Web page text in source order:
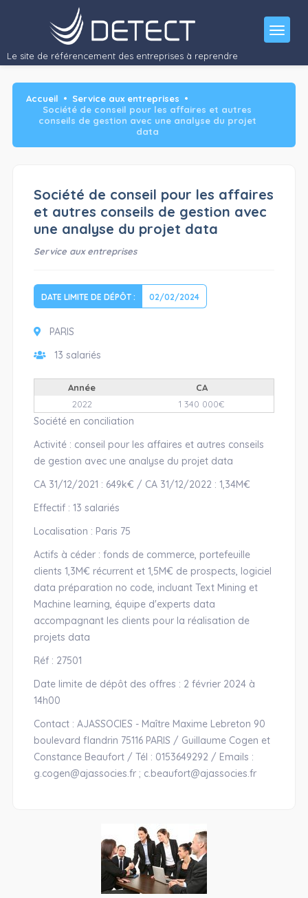
Le site de référencement des entreprises à reprendre
Accueil
Service aux entreprises
Société de conseil pour les affaires et autres
conseils de gestion avec une analyse du projet
data
Société de conseil pour les affaires
et autres conseils de gestion avec
une analyse du projet data
Service aux entreprises
DATE LIMITE DE DÉPÔT : 02/02/2024
PARIS
13 salariés
Année
CA
2022
1 340 000€
Société en conciliation
Activité : conseil pour les affaires et autres conseils
de gestion avec une analyse du projet data
CA 31/12/2021 : 649k€ / CA 31/12/2022 : 1,34M€
Effectif : 13 salariés
Localisation : Paris 75
Actifs à céder : fonds de commerce, portefeuille
clients 1,3M€ récurrent et 1,5M€ de prospects, logiciel
data préparation no code, incluant Text Mining et
Machine learning, équipe d'experts data
accompagnant les clients pour la réalisation de
projets data
Réf : 27501
Date limite de dépôt des offres : 2 février 2024 à
14h00
Contact : AJASSOCIES - Maître Maxime Lebreton 90
boulevard flandrin 75116 PARIS / Guillaume Cogen et
Constance Beaufort / Tél : 0153649292 / Emails :
g.cogen@ajassocies.fr ; c.beaufort@ajassocies.fr